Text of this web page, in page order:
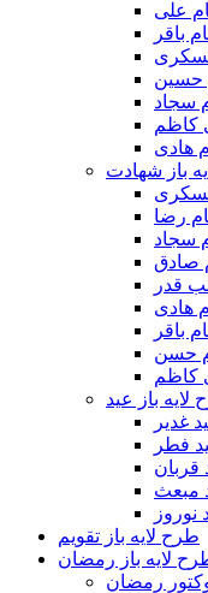
علی
باقر
حسین
سجاد
کاظم
هادی
باز شهادت
رضا
سجاد
صادق
قدر
هادی
باقر
حسن
کاظم
لایه باز عید
غدیر
فطر
قربان
مبعث
نوروز
طرح لایه باز تقویم
لایه باز رمضان
رمضان